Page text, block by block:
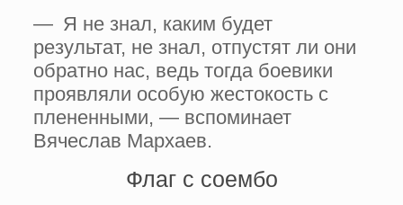
— Я не знал, каким будет
результат, не знал, отпустят ли они
обратно нас, ведь тогда боевики
проявляли особую жестокость с
плененными, — вспоминает
Вячеслав Мархаев.
Флаг с соембо